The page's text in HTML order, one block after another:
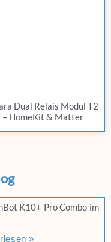
Dual Relais Modul T2
– HomeKit & Matter
K10+ Pro Combo im
»